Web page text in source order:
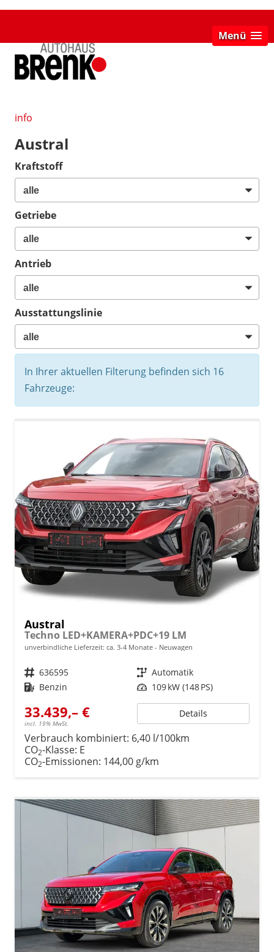
Menü
info
Austral
Kraftstoff
Getriebe
Antrieb
Ausstattungslinie
In Ihrer aktuellen Filterung befinden sich 16
Fahrzeuge:
Austral
Techno LED+KAMERA+PDC+19 LM
unverbindliche Lieferzeit: ca. 3-4 Monate Neuwagen
Fahrzeugnr. 636595 Getriebe Automatik
Kraftstoff Benzin Leistung 109 kW (148 PS)
33.439,– €
incl. 19% MwSt.
Details
Verbrauch kombiniert: 6,40 l/100km
CO2-Klasse: E
CO2-Emissionen: 144,00 g/km